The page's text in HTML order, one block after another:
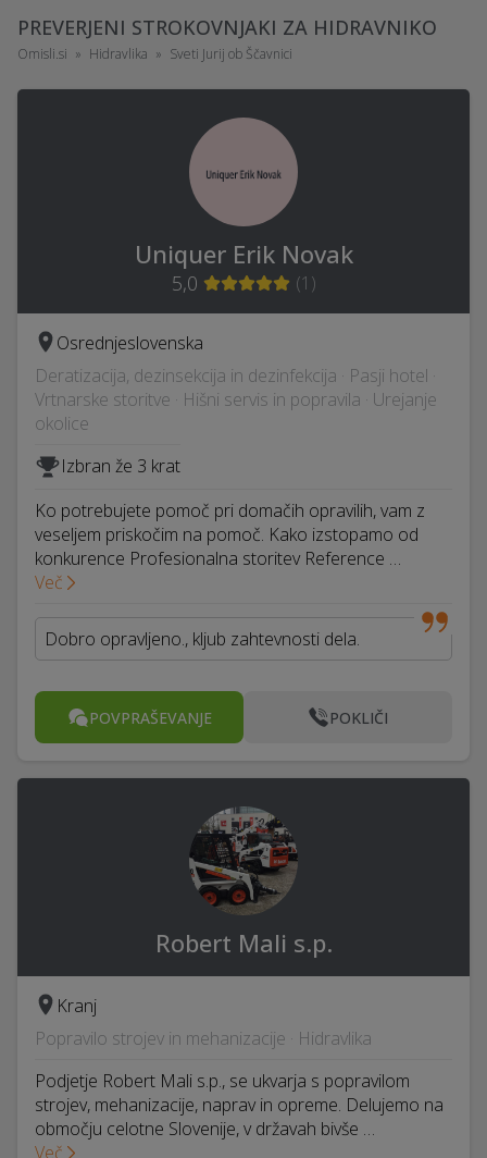
PREVERJENI STROKOVNJAKI ZA HIDRAVNIKO
Omisli.si Hidravlika Sveti Jurij ob Ščavnici
Uniquer Erik Novak
5,0 (1 )
Osrednjeslovenska
Deratizacija, dezinsekcija in dezinfekcija · Pasji hotel ·
Vrtnarske storitve · Hišni servis in popravila · Urejanje
okolice
Izbran že 3 krat
Ko potrebujete pomoč pri domačih opravilih, vam z
veseljem priskočim na pomoč. Kako izstopamo od
konkurence Profesionalna storitev Reference …
Več
Dobro opravljeno., kljub zahtevnosti dela.
POVPRAŠEVANJE POKLIČI
Robert Mali s.p.
Kranj
Popravilo strojev in mehanizacije · Hidravlika
Podjetje Robert Mali s.p., se ukvarja s popravilom
strojev, mehanizacije, naprav in opreme. Delujemo na
območju celotne Slovenije, v državah bivše …
Več